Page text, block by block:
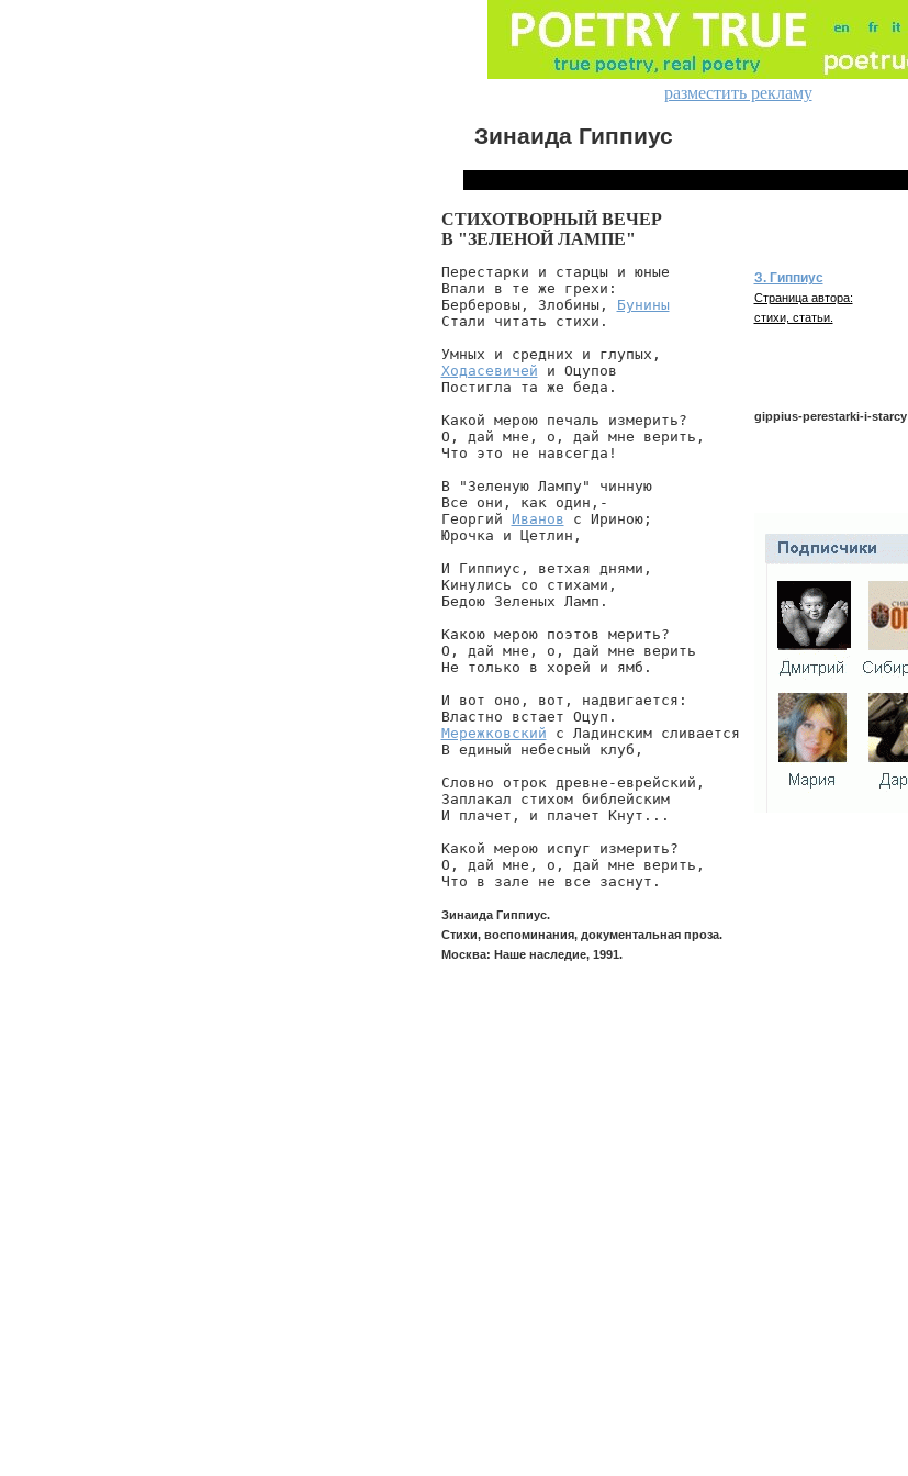
разместить рекламу
Зинаида Гиппиус
СТИХОТВОРНЫЙ ВЕЧЕР
В "ЗЕЛЕНОЙ ЛАМПЕ"
Перестарки и старцы и юные
Впали в те же грехи:
Берберовы, Злобины, Бунины
Стали читать стихи.
Ходасевичей и Оцупов
Постигла та же беда.
Какой мерою печаль измерить?
О, дай мне, о, дай мне верить,
Что это не навсегда!
В "Зеленую Лампу" чинную
Все они, как один,-
Георгий Иванов с Ириною;
Юрочка и Цетлин,
И Гиппиус, ветхая днями,
Кинулись со стихами,
Бедою Зеленых Ламп.
Какою мерою поэтов мерить?
О, дай мне, о, дай мне верить
Не только в хорей и ямб.
И вот оно, вот, надвигается:
Мережковский с Ладинским сливается
В единый небесный клуб,
Словно отрок древне-еврейский,
Заплакал стихом библейским
И плачет, и плачет Кнут...
Какой мерою испуг измерить?
О, дай мне, о, дай мне верить,
Что в зале не все заснут.
Зинаида Гиппиус.
Стихи, воспоминания, документальная проза.
Москва: Наше наследие, 1991.
З. Гиппиус
Страница автора:
стихи, статьи.
gippius-perestarki-i-starcy